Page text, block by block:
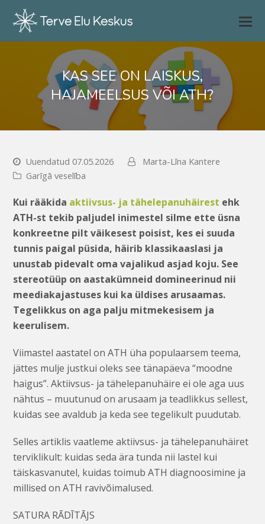
KAS SEE ON LAISKUS,
HAJAMEELSUS VÕI ATH?
Uuendatud 07.05.2026
Marta-Līna Kantere
Garīgā veselība
Kui rääkida aktiivsus- ja tähelepanuhäirest ehk
ATH-st tekib paljudel inimestel silme ette üsna
konkreetne pilt väikesest poisist, kes ei suuda
tunnis paigal püsida, häirib klassikaaslasi ja
unustab pidevalt oma vajalikud asjad koju. See
stereotüüp on aastakümneid domineerinud nii
meediakajastuses kui ka üldises arusaamas.
Tegelikkus on aga palju mitmekesisem ja
keerulisem.
Viimastel aastatel on ATH üha populaarsem teema,
jättes mulje justkui oleks see tänapäeva “moodne
haigus”. Aktiivsus- ja tähelepanuhäire ei ole aga uus
nähtus – muutunud on arusaam ja teadlikkus sellest,
kuidas see avaldub ja keda see tegelikult puudutab.
Selles artiklis vaatleme aktiivsus- ja tähelepanuhäiret
terviklikult: kuidas seda ära tunda nii lastel kui
täiskasvanutel, kuidas toimub ATH diagnoosimine ja
millised on ATH ravivõimalused.
SATURA RĀDĪTĀJS